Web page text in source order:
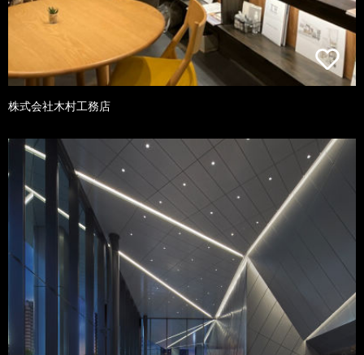
株式会社木村工務店